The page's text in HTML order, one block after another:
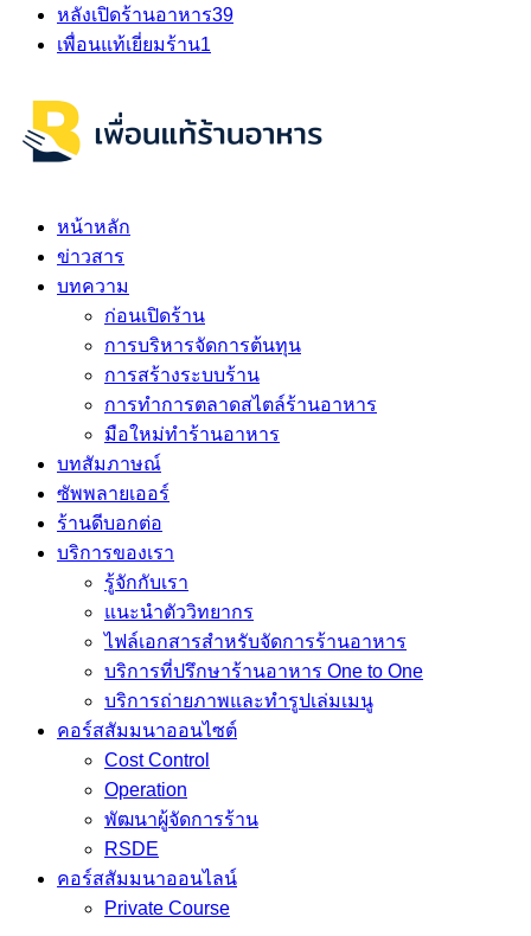
หลังเปิดร้านอาหาร39
เพื่อนแท้เยี่ยมร้าน1
หน้าหลัก
ข่าวสาร
บทความ
ก่อนเปิดร้าน
การบริหารจัดการต้นทุน
การสร้างระบบร้าน
การทำการตลาดสไตล์ร้านอาหาร
มือใหม่ทำร้านอาหาร
บทสัมภาษณ์
ซัพพลายเออร์
ร้านดีบอกต่อ
บริการของเรา
รู้จักกับเรา
แนะนำตัววิทยากร
ไฟล์เอกสารสำหรับจัดการร้านอาหาร
บริการที่ปรึกษาร้านอาหาร One to One
บริการถ่ายภาพและทำรูปเล่มเมนู
คอร์สสัมมนาออนไซต์
Cost Control
Operation
พัฒนาผู้จัดการร้าน
RSDE
คอร์สสัมมนาออนไลน์
Private Course